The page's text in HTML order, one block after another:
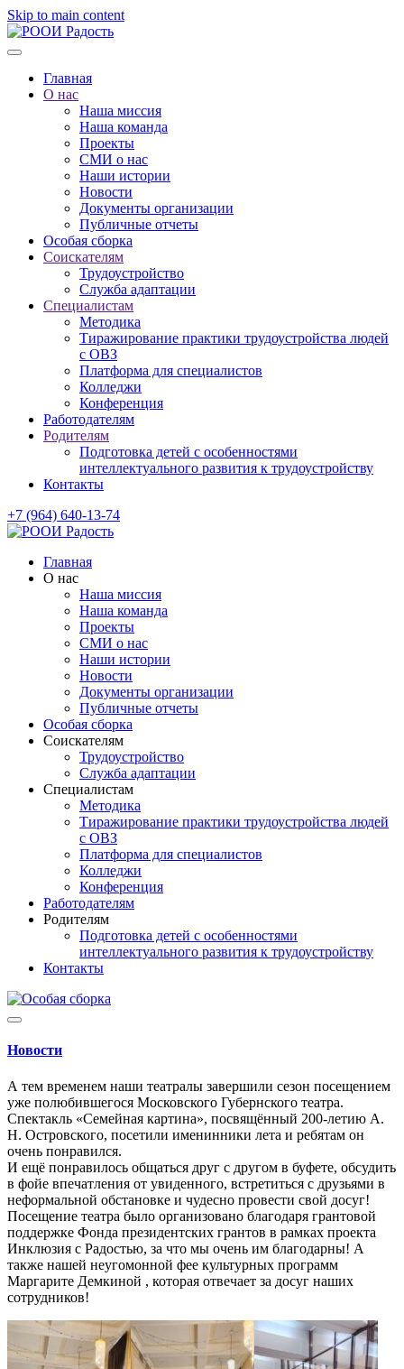
Skip to main content
Главная
О нас
Наша миссия
Наша команда
Проекты
СМИ о нас
Наши истории
Новости
Документы организации
Публичные отчеты
Особая сборка
Соискателям
Трудоустройство
Служба адаптации
Специалистам
Методика
Тиражирование практики трудоустройства людей
с ОВЗ
Платформа для специалистов
Колледжи
Конференция
Работодателям
Родителям
Подготовка детей с особенностями
интеллектуального развития к трудоустройству
Контакты
+7 (964) 640-13-74
Главная
О нас
Наша миссия
Наша команда
Проекты
СМИ о нас
Наши истории
Новости
Документы организации
Публичные отчеты
Особая сборка
Соискателям
Трудоустройство
Служба адаптации
Специалистам
Методика
Тиражирование практики трудоустройства людей
с ОВЗ
Платформа для специалистов
Колледжи
Конференция
Работодателям
Родителям
Подготовка детей с особенностями
интеллектуального развития к трудоустройству
Контакты
Новости
А тем временем наши театралы завершили сезон посещением
уже полюбившегося Московского Губернского театра.
Спектакль «Семейная картина», посвящённый 200-летию А.
Н. Островского, посетили именинники лета и ребятам он
очень понравился.
И ещё понравилось общаться друг с другом в буфете, обсудить
в фойе впечатления от увиденного, встретиться с друзьями в
неформальной обстановке и чудесно провести свой досуг!
Посещение театра было организовано благодаря грантовой
поддержке Фонда президентских грантов в рамках проекта
Инклюзия с Радостью, за что мы очень им благодарны! А
также нашей неугомонной фее культурных программ
Маргарите Демкиной , которая отвечает за досуг наших
сотрудников!